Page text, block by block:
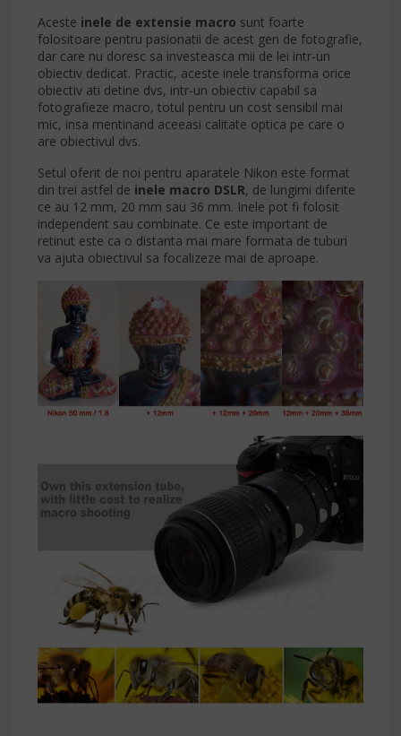
Aceste inele de extensie macro sunt foarte
folositoare pentru pasionatii de acest gen de fotografie,
dar care nu doresc sa investeasca mii de lei intr-un
obiectiv dedicat. Practic, aceste inele transforma orice
obiectiv ati detine dvs, intr-un obiectiv capabil sa
fotografieze macro, totul pentru un cost sensibil mai
mic, insa mentinand aceeasi calitate optica pe care o
are obiectivul dvs.
Setul oferit de noi pentru aparatele Nikon este format
din trei astfel de inele macro DSLR, de lungimi diferite
ce au 12 mm, 20 mm sau 36 mm. Inele pot fi folosit
independent sau combinate. Ce este important de
retinut este ca o distanta mai mare formata de tuburi
va ajuta obiectivul sa focalizeze mai de aproape.